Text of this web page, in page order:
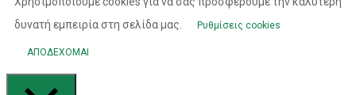
δυνατή εμπειρία στη σελίδα μας.
Ρυθμίσεις cookies
ΑΠΟΔΕΧΟΜΑΙ